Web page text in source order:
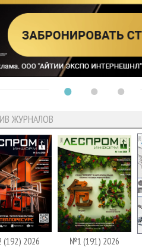
ЖУРНАЛОВ
2026 №1 (191) 2026